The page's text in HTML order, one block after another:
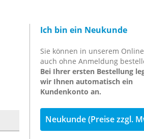
Ich bin ein Neukunde
Sie können in unserem
auch ohne Anmeldung
Bei Ihrer ersten Bestellung
wir Ihnen automatisch ein
Kundenkonto an.
Neukunde (Preise zzgl.
&
bei unserer täglichen Arbeit selbst ein.
DIN EN 1492-2, Zurrgurte
auch minderwertigen, Qualitäten
Bei den Bindfäden,
& Spulen an.